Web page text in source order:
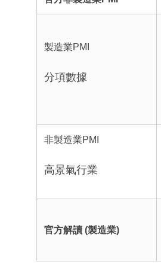
製造業PMI
分項數據
非製造業PMI
高景氣行業
官方解讀 (製造業)